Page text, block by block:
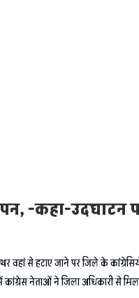
-कहा-उदघाटन
पत्थर वहां से हटाए जाने पर जिले के
नेताओं ने जिला अधिकारी से